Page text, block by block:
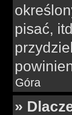
pisać,
Góra
»